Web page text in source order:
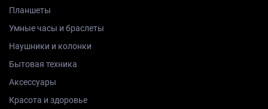
Планшеты
Умные часы и браслеты
Наушники и колонки
Бытовая техника
Аксессуары
Красота и здоровье